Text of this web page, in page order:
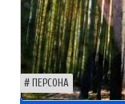
ПЕРСОНА